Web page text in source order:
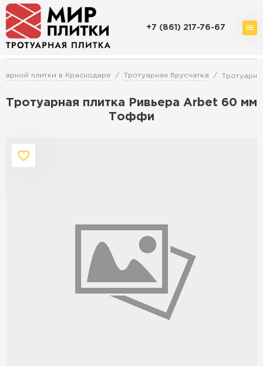
+7 (861) 217-76-67
плитки в Краснодаре Тротуарная брусчатка
Тротуарная плитка Ривьера Arbet 60 мм
Тоффи
Продажа бордюров в
Краснодаре
ПЕРЕЙТИ